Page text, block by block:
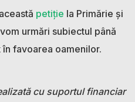
petiție la Primărie și
urmări subiectul până
favoarea oamenilor.
cu suportul financiar